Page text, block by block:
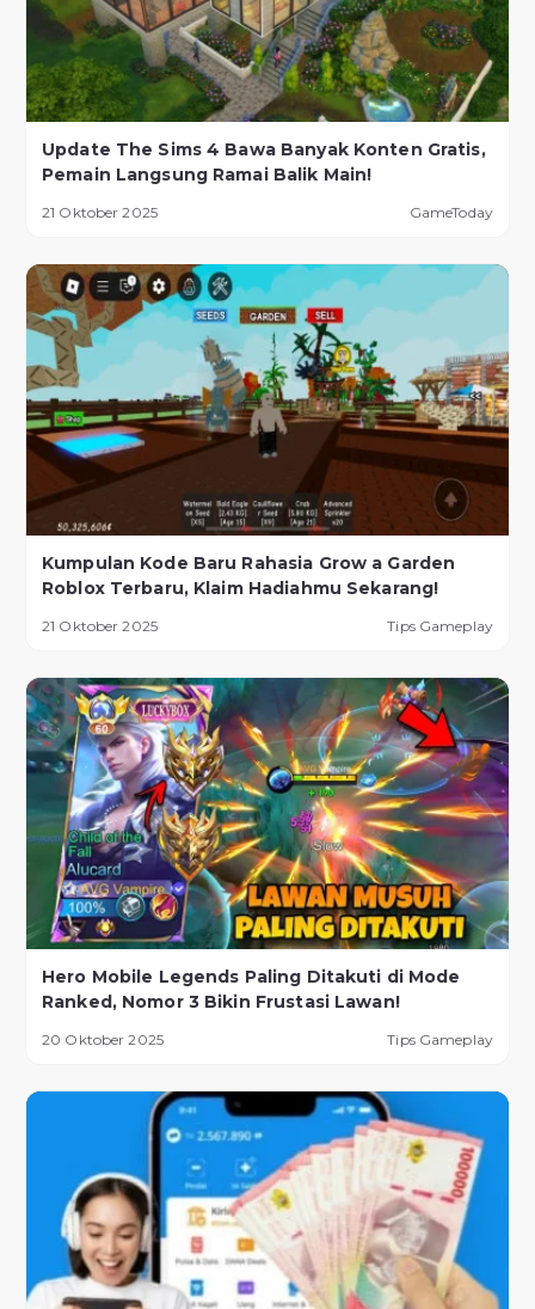
Update The Sims 4 Bawa Banyak Konten Gratis,
Pemain Langsung Ramai Balik Main!
21 Oktober 2025 GameToday
Kumpulan Kode Baru Rahasia Grow a Garden
Roblox Terbaru, Klaim Hadiahmu Sekarang!
21 Oktober 2025 Tips Gameplay
Hero Mobile Legends Paling Ditakuti di Mode
Ranked, Nomor 3 Bikin Frustasi Lawan!
20 Oktober 2025 Tips Gameplay